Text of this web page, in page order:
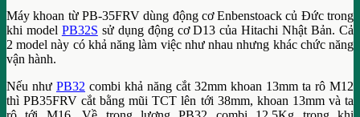
Máy khoan từ PB-35FRV dùng động cơ Enbenstoack củ Đức trong
khi model PB32S sử dụng động cơ D13 của Hitachi Nhật Bản. Cả
2 model này có khả năng làm việc như nhau nhưng khác chức năng
vận hành.
Nếu như PB32 combi khả năng cắt 32mm khoan 13mm ta rô M12
thì PB35FRV cắt bằng mũi TCT lên tới 38mm, khoan 13mm và ta